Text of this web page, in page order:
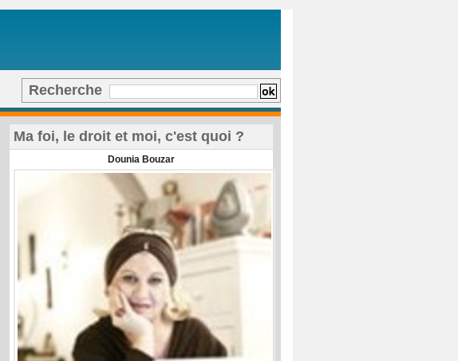
Recherche
Ma foi, le droit et moi, c'est quoi ?
Dounia Bouzar